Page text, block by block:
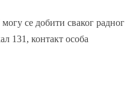
У
Jaвни
се добити сваког радног
131, контакт особа